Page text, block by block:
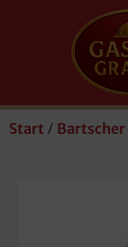
Start / Bartscher